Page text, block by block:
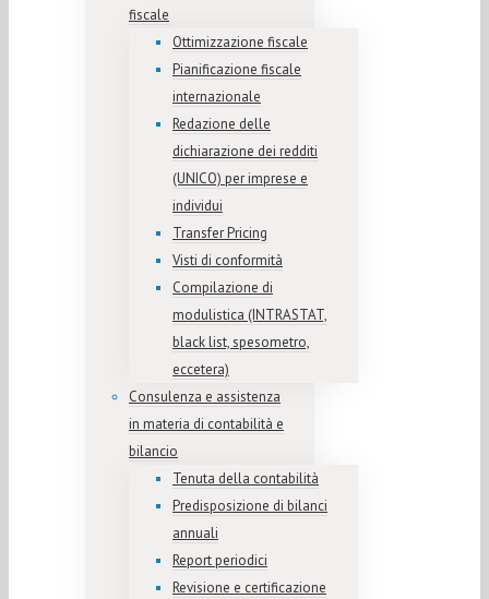
fiscale
Ottimizzazione fiscale
Pianificazione fiscale
internazionale
Redazione delle
dichiarazione dei redditi
(UNICO) per imprese e
individui
Transfer Pricing
Visti di conformità
Compilazione di
modulistica (INTRASTAT,
black list, spesometro,
eccetera)
Consulenza e assistenza
in materia di contabilità e
bilancio
Tenuta della contabilità
Predisposizione di bilanci
annuali
Report periodici
Revisione e certificazione